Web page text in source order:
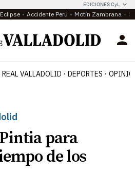
EDICIONES CyL
Eclipse Accidente Perú Motín Zambrana
REAL VALLADOLID DEPORTES
para
de los